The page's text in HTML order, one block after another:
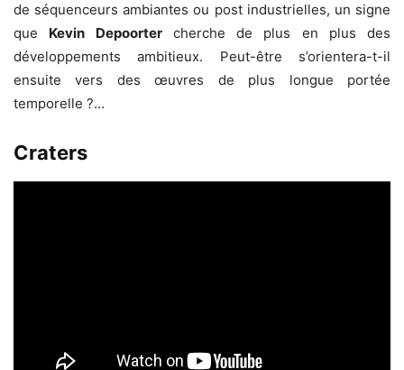
de séquenceurs ambiantes ou post industrielles, un signe
que Kevin Depoortercherche de plus en plus des
développements ambitieux. Peut-être s’orientera-t-il
ensuite vers des œuvres de plus longue portée
temporelle ?…
Craters